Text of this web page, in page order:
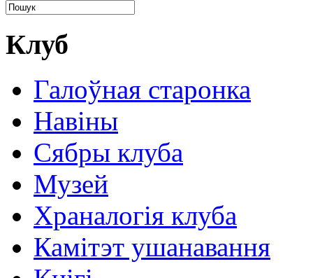
Клуб
Галоўная старонка
Навіны
Сябры клуба
Музей
Храналогія клуба
Камітэт ушанавання